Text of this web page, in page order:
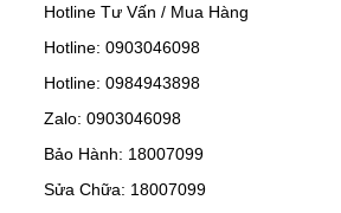
Hotline Tư Vấn / Mua Hàng
Hotline: 0903046098
Hotline: 0984943898
Zalo: 0903046098
Bảo Hành: 18007099
Sửa Chữa: 18007099